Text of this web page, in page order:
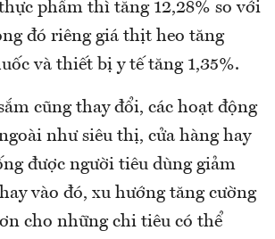
phẩm thì tăng 12,28% so với
đó riêng giá thịt heo tăng
và thiết bị y tế tăng 1,35%.
cũng thay đổi, các hoạt động
như siêu thị, cửa hàng hay
được người tiêu dùng giảm
vào đó, xu hướng tăng cường
cho những chi tiêu có thể